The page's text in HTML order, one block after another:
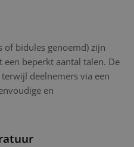
of bidules genoemd) zijn
beperkt aantal talen. De
deelnemers via een
en